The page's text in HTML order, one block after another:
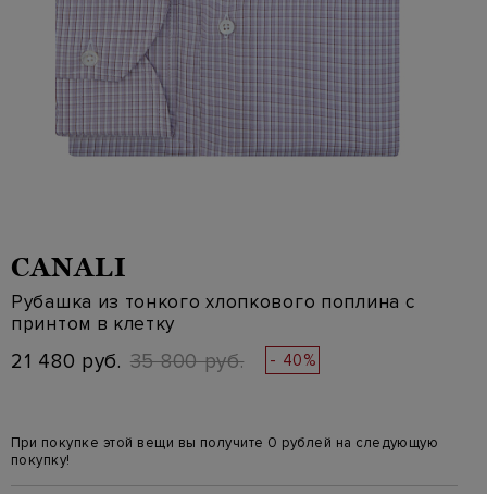
CANALI
Рубашка из тонкого хлопкового поплина с
принтом в клетку
21 480 руб. 35 800 руб. - 40%
При покупке этой вещи вы получите 0 рублей на следующую
покупку!